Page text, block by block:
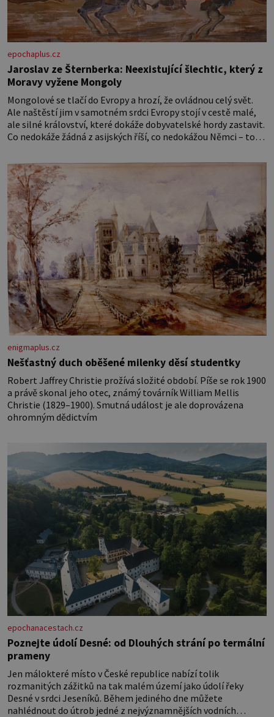
epochaplus.cz
Jaroslav ze Šternberka: Neexistující šlechtic, který z
Moravy vyžene Mongoly
Mongolové se tlačí do Evropy a hrozí, že ovládnou celý svět.
Ale naštěstí jim v samotném srdci Evropy stojí v cestě malé,
ale silné království, které dokáže dobyvatelské hordy zastavit.
Co nedokáže žádná z asijských říší, co nedokážou Němci – to
postupují podél Kaspického a Azovského moře,
enigmaplus.cz
Nešťastný duch oběšené milenky děsí studentky
Robert Jaffrey Christie prožívá složité období. Píše se rok 1900
a právě skonal jeho otec, známý továrník William Mellis
Christie (1829–1900). Smutná událost je ale doprovázena
ohromným dědictvím
epochanacestach.cz
Poznejte údolí Desné: od Dlouhých strání po termální
prameny
Jen málokteré místo v České republice nabízí tolik
rozmanitých zážitků na tak malém území jako údolí řeky
Desné v srdci Jeseníků. Během jediného dne můžete
nahlédnout do útrob jedné z nejvýznamnějších vodních